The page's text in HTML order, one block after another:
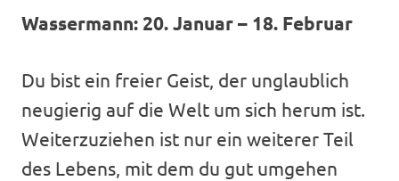
Wassermann: 20. Januar – 18. Februar
Du bist ein freier Geist, der unglaublich
neugierig auf die Welt um sich herum ist.
Weiterzuziehen ist nur ein weiterer Teil
des Lebens, mit dem du gut umgehen